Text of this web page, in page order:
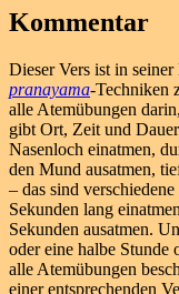
Kommentar
Dieser Vers ist in
pranayama-Techniken
alle Atemübungen
gibt Ort, Zeit und
Nasenloch einatmen,
den Mund ausatmen,
– das sind
Sekunden lang
Sekunden ausatmen.
oder eine halbe Stunde
alle Atemübungen
einer entsprechenden